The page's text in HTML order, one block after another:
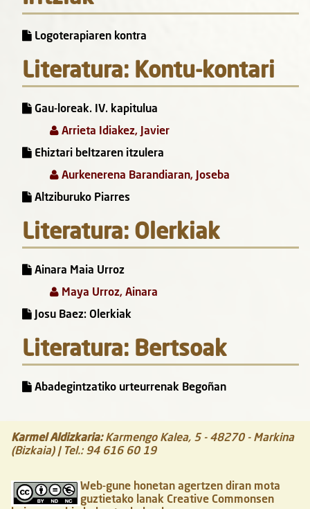
Logoterapiaren kontra
Literatura: Kontu-kontari
Gau-loreak. IV. kapitulua
Arrieta Idiakez, Javier
Ehiztari beltzaren itzulera
Aurkenerena Barandiaran, Joseba
Altziburuko Piarres
Literatura: Olerkiak
Ainara Maia Urroz
Maya Urroz, Ainara
Josu Baez: Olerkiak
Literatura: Bertsoak
Abadegintzatiko urteurrenak Begoñan
Karmel Aldizkaria: Karmengo Kalea, 5 - 48270- Markina
(Bizkaia)| Tel.: 94 616 60 19
Web-gune honetan agertzen diran mota
guztietako lanak Creative Commonsen